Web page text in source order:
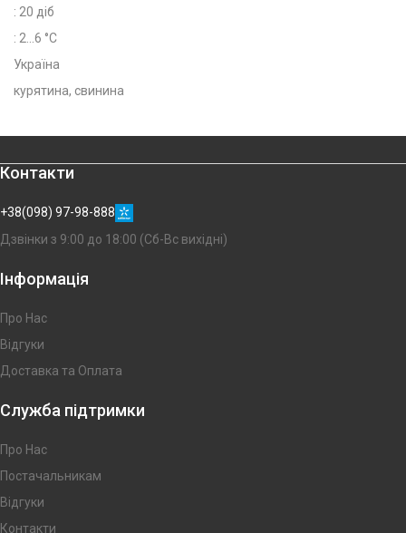
: 20 діб
: 2...6 °C
Україна
курятина, свинина
Контакти
+38(098) 97-98-888
Дзвінки з 9:00 до 18:00 (Сб-Вс вихідні)
Інформація
Про Нас
Відгуки
Доставка та Оплата
Служба підтримки
Про Нас
Постачальникам
Відгуки
Контакти